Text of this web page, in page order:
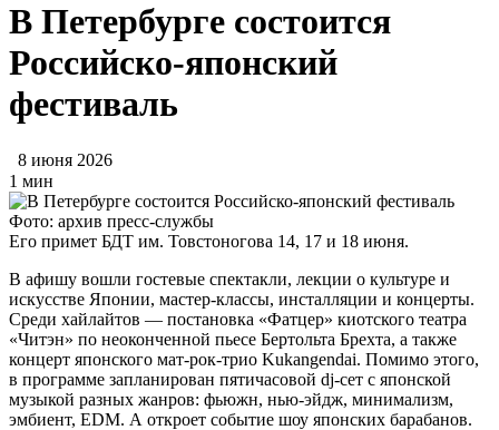
В Петербурге состоится
Российско-японский
фестиваль
8 июня 2026
1 мин
Фото: архив пресс-службы
Его примет БДТ им. Товстоногова 14, 17 и 18 июня.
В афишу вошли гостевые спектакли, лекции о культуре и
искусстве Японии, мастер-классы, инсталляции и концерты.
Среди хайлайтов — постановка «Фатцер» киотского театра
«Читэн» по неоконченной пьесе Бертольта Брехта, а также
концерт японского мат-рок-трио Kukangendai. Помимо этого,
в программе запланирован пятичасовой dj-сет c японской
музыкой разных жанров: фьюжн, нью-эйдж, минимализм,
эмбиент, EDM. А откроет событие шоу японских барабанов.